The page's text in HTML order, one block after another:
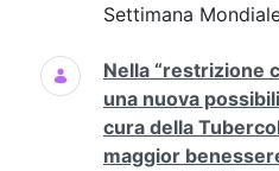
Settimana
Nella “restrizione
una nuova
cura della
maggior